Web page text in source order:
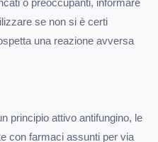
se non si è certi
una reazione avversa
principio attivo antifungino, le
con farmaci assunti per via